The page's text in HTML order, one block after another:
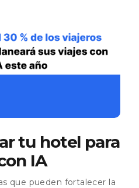
tu hotel para
IA
que pueden fortalecer la